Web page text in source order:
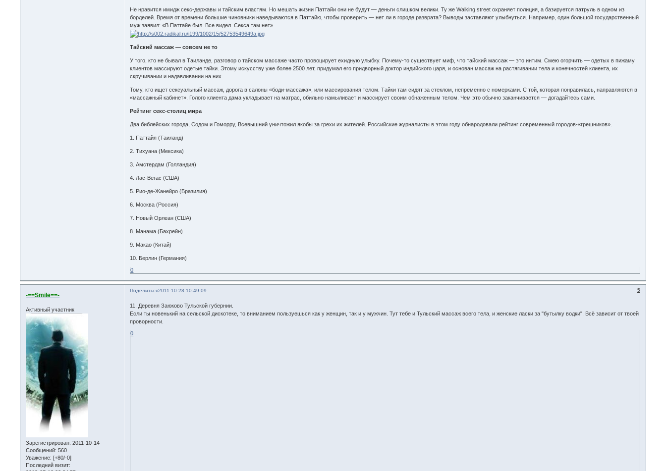
Не нравится имидж секс-державы и тайским властям. Но мешать жизни Паттайи они не будут — деньги слишком велики. Ту же Walking street охраняет полиция, а базируется патруль в одном из
борделей. Время от времени большие чиновники наведываются в Паттайю, чтобы проверить — нет ли в городе разврата? Выводы заставляют улыбнуться. Например, один большой государственный
муж заявил: «В Паттайе был. Все видел. Секса там нет».
Тайский массаж — совсем не то
У того, кто не бывал в Таиланде, разговор о тайском массаже часто провоцирует ехидную улыбку. Почему-то существует миф, что тайский массаж — это интим. Смею огорчить — одетых в пижаму
клиентов массируют одетые тайки. Этому искусству уже более 2500 лет, придумал его придворный доктор индийского царя, и основан массаж на растягивании тела и конечностей клиента, их
скручивании и надавливании на них.
Тому, кто ищет сексуальный массаж, дорога в салоны «боди-массажа», или массирования телом. Тайки там сидят за стеклом, непременно с номерками. С той, которая понравилась, направляются в
«массажный кабинет». Голого клиента дама укладывает на матрас, обильно намыливает и массирует своим обнаженным телом. Чем это обычно заканчивается — догадайтесь сами.
Рейтинг секс-столиц мира
Два библейских города, Содом и Гоморру, Всевышний уничтожил якобы за грехи их жителей. Российские журналисты в этом году обнародовали рейтинг современный городов-«грешников».
1. Паттайя (Таиланд)
2. Тихуана (Мексика)
3. Амстердам (Голландия)
4. Лас-Вегас (США)
5. Рио-де-Жанейро (Бразилия)
6. Москва (Россия)
7. Новый Орлеан (США)
8. Манама (Бахрейн)
9. Макао (Китай)
10. Берлин (Германия)
0
Поделиться 5
2011-10-28 10:49:09
-==Smile==-
Активный участник
Зарегистрирован: 2011-10-14
Сообщений: 560
Уважение: [+80/-0]
Последний визит:
11. Деревня Заюково Тульской губернии.
Если ты новенький на сельской дискотеке, то вниманием пользуешься как у женщин, так и у мужчин. Тут тебе и Тульский массаж всего тела, и женские ласки за "бутылку водки". Всё зависит от твоей
проворности.
0